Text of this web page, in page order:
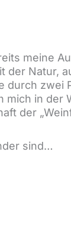
meine
der Natur,
durch zwei
in der
der
sind…